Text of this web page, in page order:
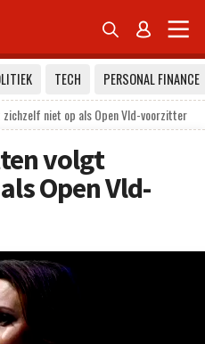
 
TECH
PERSONAL FINANCE
zichzelf niet op als Open Vld-voorzitter
volgt
Open Vld-